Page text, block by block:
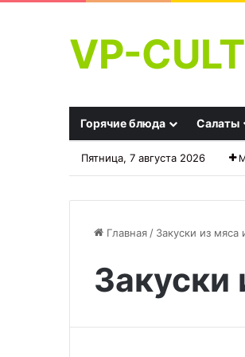
VP-CULT
Горячие блюда Салаты
Пятница, 7 августа 2026
Главная / Закуски из мяса
Закуски